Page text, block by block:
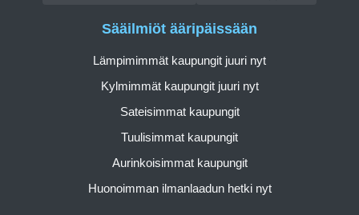
Sääilmiöt ääripäissään
Lämpimimmät kaupungit juuri nyt
Kylmimmät kaupungit juuri nyt
Sateisimmat kaupungit
Tuulisimmat kaupungit
Aurinkoisimmat kaupungit
Huonoimman ilmanlaadun hetki nyt